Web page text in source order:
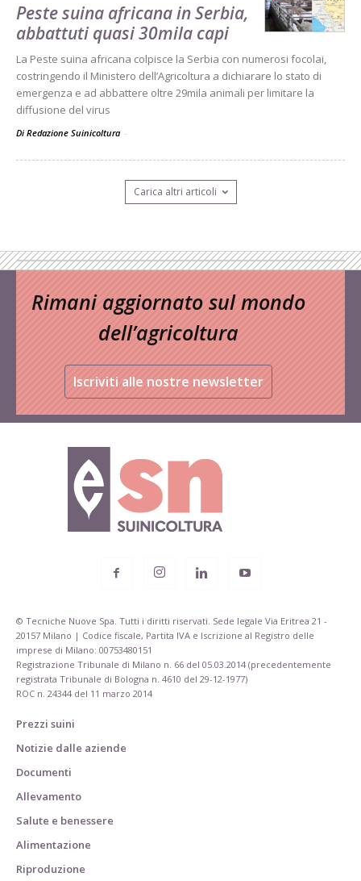
Peste suina africana in Serbia,
abbattuti quasi 30mila capi
La Peste suina africana colpisce la Serbia con numerosi focolai,
costringendo il Ministero dell’Agricoltura a dichiarare lo stato di
emergenza e ad abbattere oltre 29mila animali per limitare la
diffusione del virus
Di Redazione Suinicoltura -
Carica altri articoli
Rimani aggiornato sul mondo
dell’agricoltura
Iscriviti alle nostre newsletter
© Tecniche Nuove Spa. Tutti i diritti riservati. Sede legale Via Eritrea 21 -
20157 Milano | Codice fiscale, Partita IVA e Iscrizione al Registro delle
imprese di Milano: 00753480151
Registrazione Tribunale di Milano n. 66 del 05.03.2014 (precedentemente
registrata Tribunale di Bologna n. 4610 del 29-12-1977)
ROC n. 24344 del 11 marzo 2014
Prezzi suini
Notizie dalle aziende
Documenti
Allevamento
Salute e benessere
Alimentazione
Riproduzione